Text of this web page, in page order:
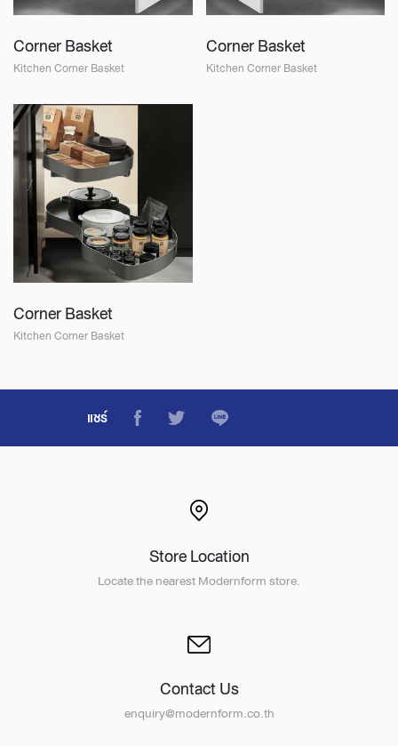
Corner Basket
Kitchen Corner Basket
Corner Basket
Kitchen Corner Basket
Corner Basket
Kitchen Corner Basket
แชร์
Store Location
Locate the nearest Modernform store.
Contact Us
enquiry@modernform.co.th